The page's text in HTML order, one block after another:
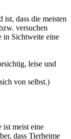
dass die meisten
versuchen
in Sichtweite eine
leise und
von selbst.)
ist meist eine
dass Tierheime